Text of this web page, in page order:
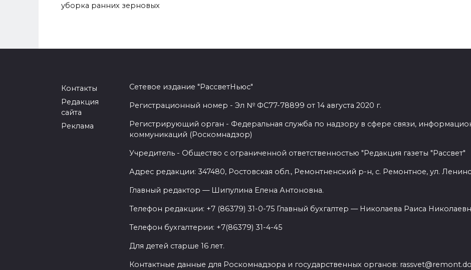
уборка ранних зерновых
Контакты
Редакция
сайта
Реклама
Сетевое издание "РассветНьюс"
Регистрационный номер - Эл № ФС77-78899 от 14 августа 2020 г.
Регистрирующий орган - Федеральная служба по надзору в сфере связи,
коммуникаций (Роскомнадзор)
Учредитель - Общество с ограниченной ответственностью "Редакция газеты "Рассвет"
Адрес редакции: 347480, Ростовская обл., Ремонтненский р-н, с. Ремонтное, ул.
Главный редактор — Шипулина Елена Антоновна.
Телефон редакции: +7 (86379) 31-0-75 Главный бухгалтер — Николаева Раиса
Телефон бухгалтерии: +7(86379) 31-4-45
Для детей старше 16 лет.
Контактные данные для Роскомнадзора и государственных органов: